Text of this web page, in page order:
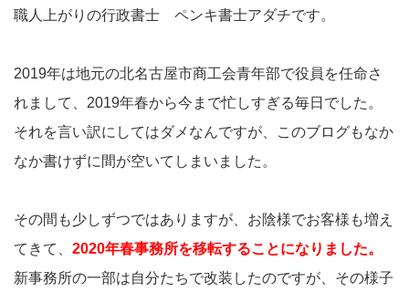
職人上がりの行政書士 ペンキ書士アダチです。
2019年は地元の北名古屋市商工会青年部で役員を任命さ
れまして、2019年春から今まで忙しすぎる毎日でした。
それを言い訳にしてはダメなんですが、このブログもなか
なか書けずに間が空いてしまいました。
その間も少しずつではありますが、お陰様でお客様も増え
てきて、 2020年春事務所を移転することになりました。
新事務所の一部は自分たちで改装したのですが、その様子